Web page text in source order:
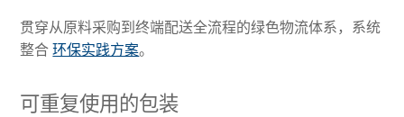
贯穿从原料采购到终端配送全流程的绿色物流体系，系统
整合环保实践方案。
可重复使用的包装